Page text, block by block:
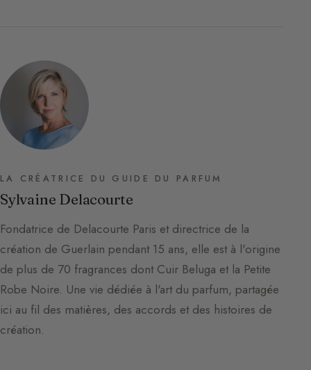
LA CRÉATRICE DU GUIDE DU PARFUM
Sylvaine Delacourte
Fondatrice de Delacourte Paris et directrice de la
création de Guerlain pendant 15 ans, elle est à l'origine
de plus de 70 fragrances dont Cuir Beluga et la Petite
Robe Noire. Une vie dédiée à l'art du parfum, partagée
ici au fil des matières, des accords et des histoires de
création.